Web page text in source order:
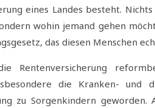
eines Landes besteht.
wohin jemand gehen
das diesen Menschen
Rentenversicherung
die Kranken- und
zu Sorgenkindern